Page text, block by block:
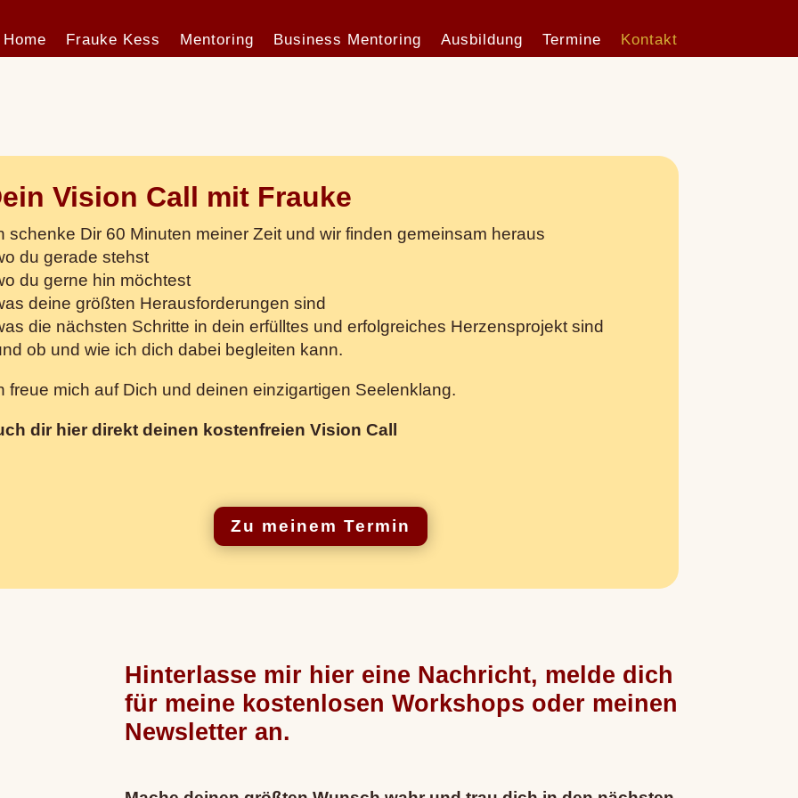
Home Frauke Kess Mentoring Business Mentoring Ausbildung Termine Kontakt
Vision Call mit Frauke
schenke Dir 60 Minuten meiner Zeit und wir finden gemeinsam heraus
du gerade stehst
du gerne hin möchtest
deine größten Herausforderungen sind
die nächsten Schritte in dein erfülltes und erfolgreiches Herzensprojekt sind
ob und wie ich dich dabei begleiten kann.
freue mich auf Dich und deinen einzigartigen Seelenklang.
dir hier direkt deinen kostenfreien Vision Call
Zu meinem Termin
Hinterlasse mir hier eine Nachricht, melde dich
für meine kostenlosen Workshops oder meinen
Newsletter an.